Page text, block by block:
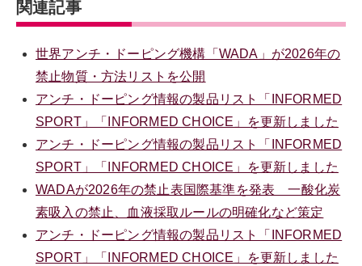
関連記事
世界アンチ・ドーピング機構「WADA」が2026年の
禁止物質・方法リストを公開
アンチ・ドーピング情報の製品リスト「INFORMED
SPORT」「INFORMED CHOICE」を更新しました
アンチ・ドーピング情報の製品リスト「INFORMED
SPORT」「INFORMED CHOICE」を更新しました
WADAが2026年の禁止表国際基準を発表 一酸化炭
素吸入の禁止、血液採取ルールの明確化など策定
アンチ・ドーピング情報の製品リスト「INFORMED
SPORT」「INFORMED CHOICE」を更新しました